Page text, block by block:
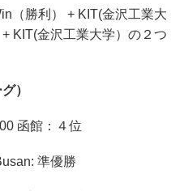
（勝利） + KIT(金沢工業大
KIT(金沢工業大学）の２つ
）
函館：４位
準優勝